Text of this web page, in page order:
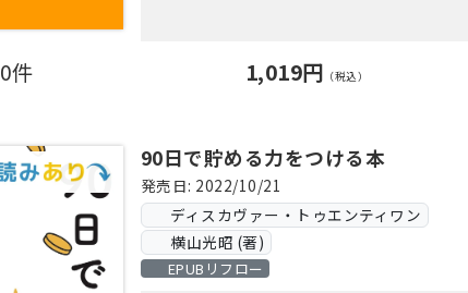
0件 1,019円 （税込）
90日で貯める力をつける本
発売日: 2022/10/21
ディスカヴァー・トゥエンティワン
横山光昭 (著)
EPUBリフロー